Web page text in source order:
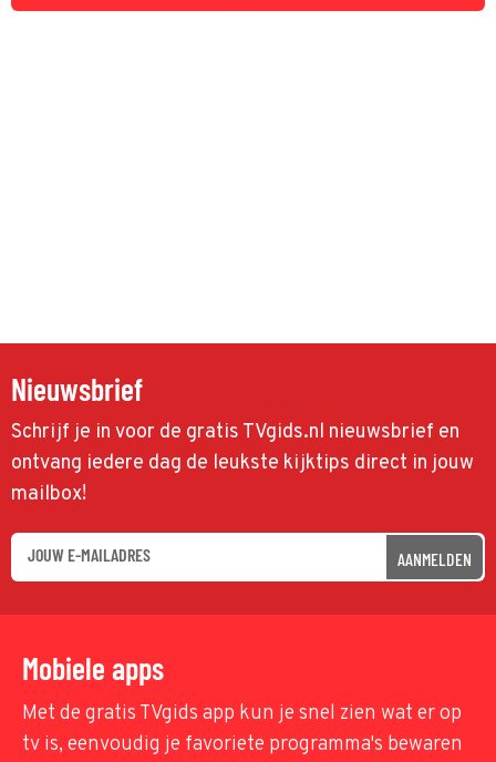
Nieuwsbrief
Schrijf je in voor de gratis TVgids.nl nieuwsbrief en
ontvang iedere dag de leukste kijktips direct in jouw
mailbox!
AANMELDEN
Mobiele apps
Met de gratis TVgids app kun je snel zien wat er op
tv is, eenvoudig je favoriete programma's bewaren